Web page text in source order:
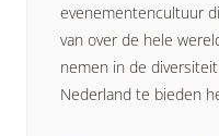
evenementencultuur
van over de hele
nemen in de
Nederland te bieden